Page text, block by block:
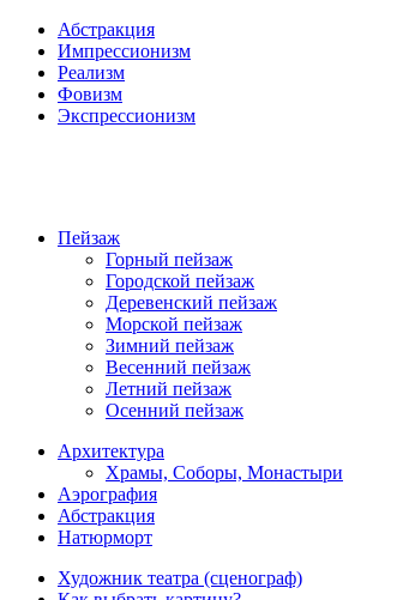
Абстракция
Импрессионизм
Реализм
Фовизм
Экспрессионизм
Пейзаж
Горный пейзаж
Городской пейзаж
Деревенский пейзаж
Морской пейзаж
Зимний пейзаж
Весенний пейзаж
Летний пейзаж
Осенний пейзаж
Архитектура
Храмы, Соборы, Монастыри
Аэрография
Абстракция
Натюрморт
Художник театра (сценограф)